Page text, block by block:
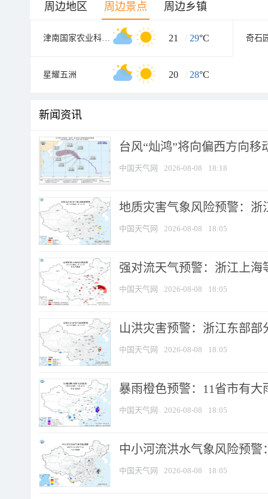
周边地区 周边景点 周边乡镇
津南国家农业科技园区 21 / 29°C 奇石
星耀五洲 20 / 28°C
新闻资讯
台风“灿鸿”将向偏西方向移
中国天气网 2026-08-08 18:18
地质灾害气象风险预警：
中国天气网 2026-08-08 18:05
强对流天气预警：浙江上海
中国天气网 2026-08-08 18:05
山洪灾害预警：浙江东部
中国天气网 2026-08-08 18:05
暴雨橙色预警：11省市有
中国天气网 2026-08-08 18:05
中小河流洪水气象风险预
中国天气网 2026-08-08 18:05